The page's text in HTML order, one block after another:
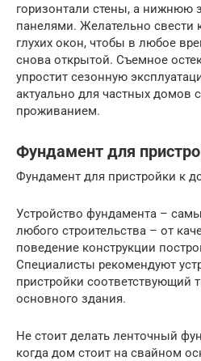
горизонтали стены, а нижнюю
панелями. Желательно свести
глухих окон, чтобы в любое
снова открытой. Съемное
упростит сезонную
актуально для частных домов
проживанием.
Фундамент для
Фундамент для пристройки к
Устройство фундамента –
любого строительства – от
поведение конструкции
Специалисты рекомендуют
пристройки соответствующий
основного здания.
Не стоит делать ленточный
когда дом стоит на свайном